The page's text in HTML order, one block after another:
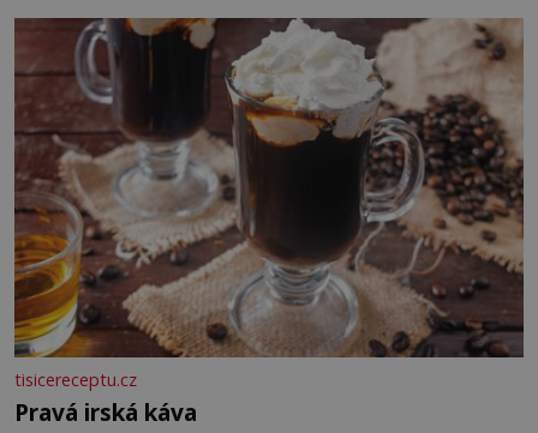
blízkosti. Nemusíte však zoufat. Pokud budete mít
promyšlený jídelníček, žadné pařáky si na vás
tisicereceptu.cz
Pravá irská káva